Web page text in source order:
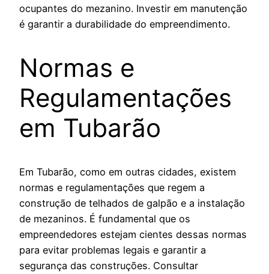
ocupantes do mezanino. Investir em manutenção
é garantir a durabilidade do empreendimento.
Normas e
Regulamentações
em Tubarão
Em Tubarão, como em outras cidades, existem
normas e regulamentações que regem a
construção de telhados de galpão e a instalação
de mezaninos. É fundamental que os
empreendedores estejam cientes dessas normas
para evitar problemas legais e garantir a
segurança das construções. Consultar